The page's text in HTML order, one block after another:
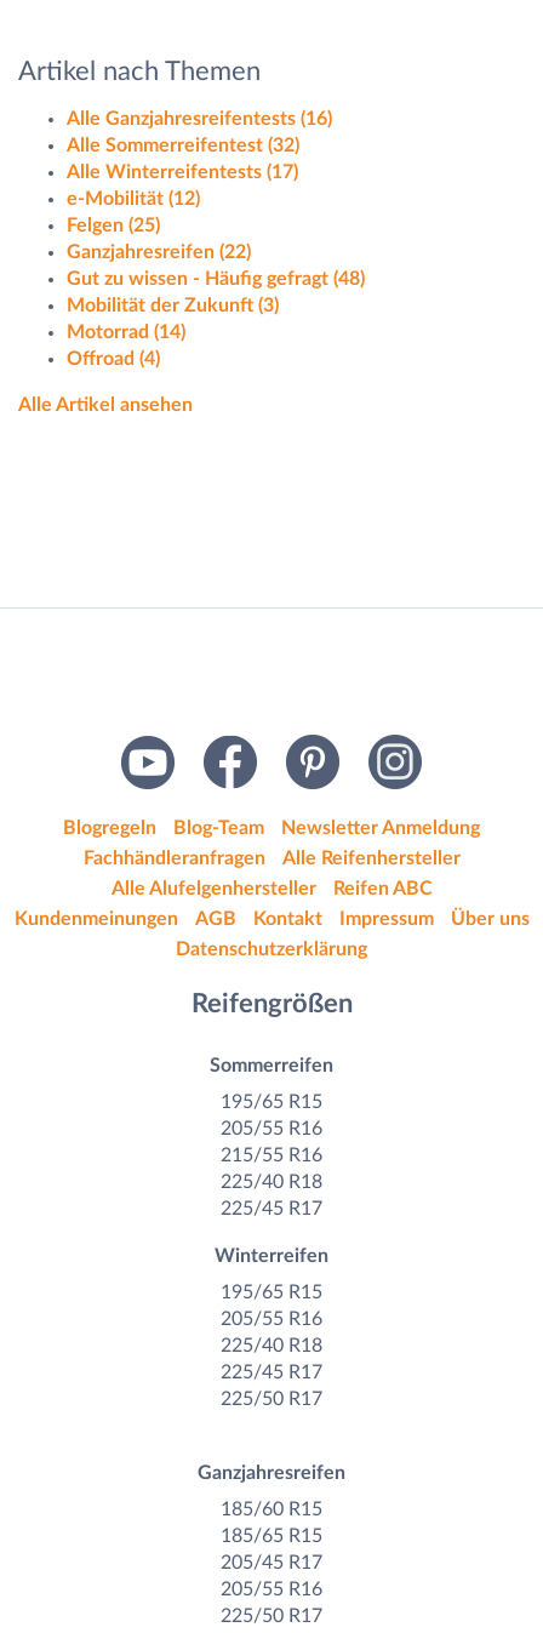
Artikel nach Themen
Alle Ganzjahresreifentests (16)
Alle Sommerreifentest (32)
Alle Winterreifentests (17)
e-Mobilität (12)
Felgen (25)
Ganzjahresreifen (22)
Gut zu wissen - Häufig gefragt (48)
Mobilität der Zukunft (3)
Motorrad (14)
Offroad (4)
Alle Artikel ansehen
Blogregeln Blog-Team
Newsletter Anmeldung
Fachhändleranfragen
Alle Reifenhersteller
Alle Alufelgenhersteller
Reifen ABC
Kundenmeinungen
AGB Kontakt Impressum
Über uns
Datenschutzerklärung
Reifengrößen
Sommerreifen
195/65 R15
205/55 R16
215/55 R16
225/40 R18
225/45 R17
Winterreifen
195/65 R15
205/55 R16
225/40 R18
225/45 R17
225/50 R17
Ganzjahresreifen
185/60 R15
185/65 R15
205/45 R17
205/55 R16
225/50 R17